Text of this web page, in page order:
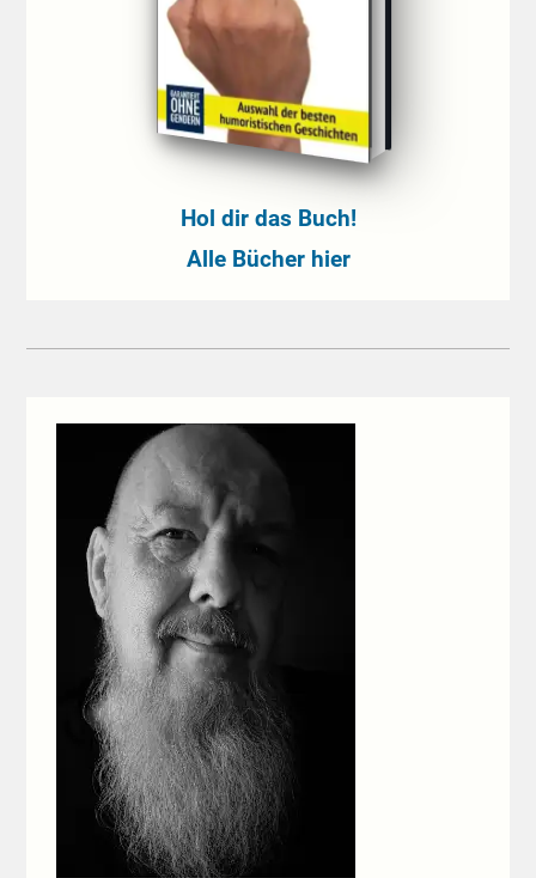
Hol dir das Buch!
Alle Bücher hier